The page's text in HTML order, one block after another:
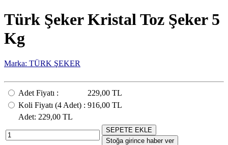
Türk Şeker Kristal Toz Şeker 5
Kg
Marka: TÜRK ŞEKER
Adet Fiyatı :
229,00 TL
Koli Fiyatı (4 Adet) : 916,00 TL
Adet: 229,00 TL
SEPETE EKLE
Stoğa girince haber ver